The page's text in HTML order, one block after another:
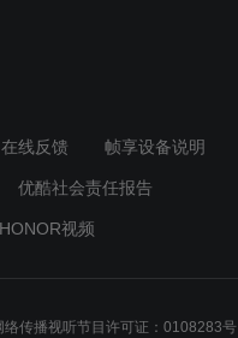
在线反馈 帧享设备说明
优酷社会责任报告
HONOR视频
络传播视听节目许可证：0108283号